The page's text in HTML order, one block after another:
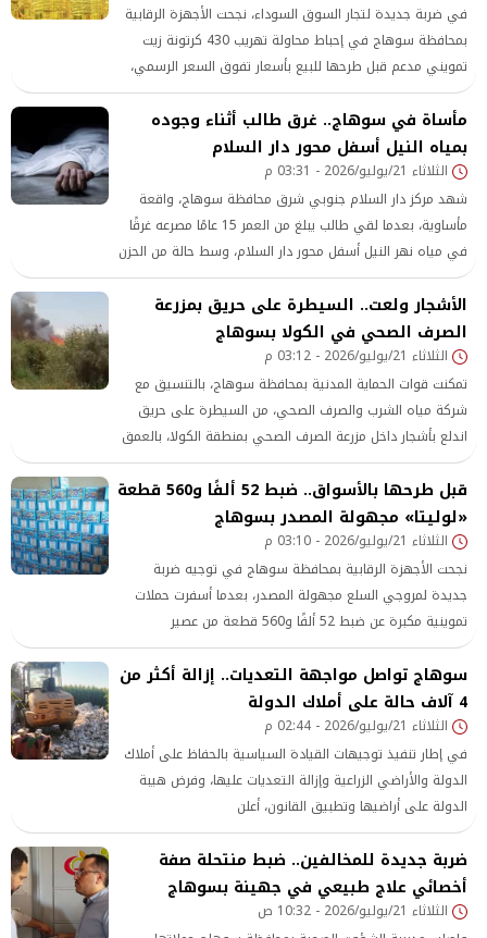
في ضربة جديدة لتجار السوق السوداء، نجحت الأجهزة الرقابية
بمحافظة سوهاج في إحباط محاولة تهريب 430 كرتونة زيت
تمويني مدعم قبل طرحها للبيع بأسعار تفوق السعر الرسمي،
وذلك ضمن حملات مكثفة استهدفت
مأساة في سوهاج.. غرق طالب أثناء وجوده
بمياه النيل أسفل محور دار السلام
الثلاثاء 21/يوليو/2026 - 03:31 م
شهد مركز دار السلام جنوبي شرق محافظة سوهاج، واقعة
مأساوية، بعدما لقي طالب يبلغ من العمر 15 عامًا مصرعه غرقًا
في مياه نهر النيل أسفل محور دار السلام، وسط حالة من الحزن
خيمت على أهالي قريته
الأشجار ولعت.. السيطرة على حريق بمزرعة
الصرف الصحي في الكولا بسوهاج
الثلاثاء 21/يوليو/2026 - 03:12 م
تمكنت قوات الحماية المدنية بمحافظة سوهاج، بالتنسيق مع
شركة مياه الشرب والصرف الصحي، من السيطرة على حريق
اندلع بأشجار داخل مزرعة الصرف الصحي بمنطقة الكولا، بالعمق
الصحراوي على طريق سوهاج
قبل طرحها بالأسواق.. ضبط 52 ألفًا و560 قطعة
«لوليتا» مجهولة المصدر بسوهاج
الثلاثاء 21/يوليو/2026 - 03:10 م
نجحت الأجهزة الرقابية بمحافظة سوهاج في توجيه ضربة
جديدة لمروجي السلع مجهولة المصدر، بعدما أسفرت حملات
تموينية مكبرة عن ضبط 52 ألفًا و560 قطعة من عصير
سوهاج تواصل مواجهة التعديات.. إزالة أكثر من
4 آلاف حالة على أملاك الدولة
الثلاثاء 21/يوليو/2026 - 02:44 م
في إطار تنفيذ توجيهات القيادة السياسية بالحفاظ على أملاك
الدولة والأراضي الزراعية وإزالة التعديات عليها، وفرض هيبة
الدولة على أراضيها وتطبيق القانون، أعلن
ضربة جديدة للمخالفين.. ضبط منتحلة صفة
أخصائي علاج طبيعي في جهينة بسوهاج
الثلاثاء 21/يوليو/2026 - 10:32 ص